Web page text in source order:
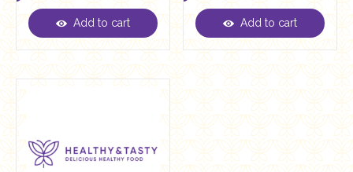
EGP 56.00Add to cart EGP 56.00Add to cart